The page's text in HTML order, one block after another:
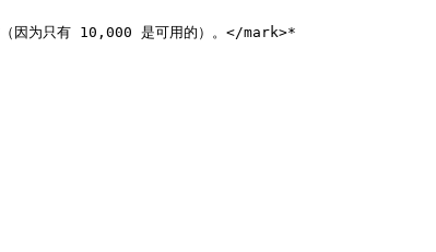
为只有 10,000 是可用的）。</mark>*